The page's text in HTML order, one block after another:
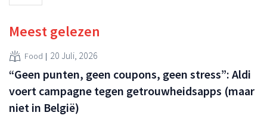
Meest gelezen
Food 20 Juli, 2026
“Geen punten, geen coupons, geen stress”: Aldi
voert campagne tegen getrouwheidsapps (maar
niet in België)